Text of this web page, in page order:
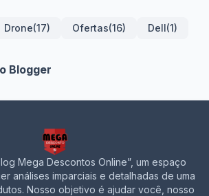
Drone(17) Ofertas(16) Dell(1)
Blogger
Mega Descontos Online”, um espaço
análises imparciais e detalhadas de uma
Nosso objetivo é ajudar você, nosso